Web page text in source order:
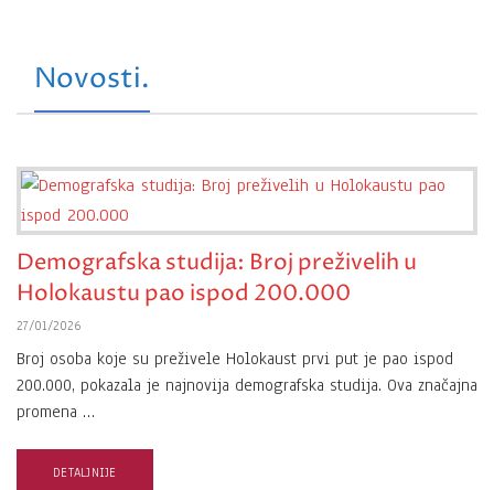
Novosti.
Demografska studija: Broj preživelih u
Holokaustu pao ispod 200.000
27/01/2026
Broj osoba koje su preživele Holokaust prvi put je pao ispod
200.000, pokazala je najnovija demografska studija. Ova značajna
promena …
DETALJNIJE